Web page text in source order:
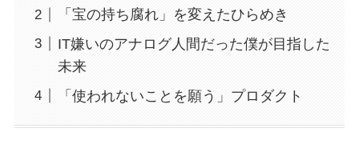
「宝の持ち腐れ」を変えたひらめき
IT嫌いのアナログ人間だった僕が目指した
未来
「使われないことを願う」プロダクト